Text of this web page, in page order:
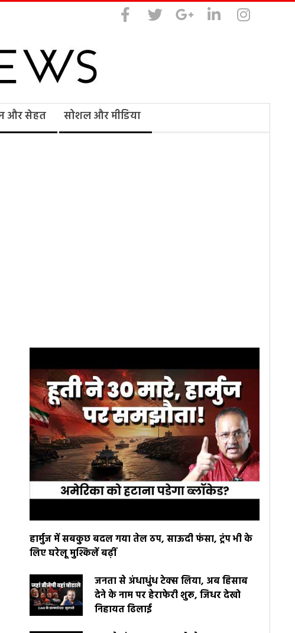
और सेहत सोशल और मीडिया
हार्मुज में सबकुछ बदल गया तेल ठप, साऊदी फंसा, ट्रंप भी के
लिए घरेलू मुश्किलें बढ़ीं
जनता से अंधाधुंध टेक्स लिया, अब हिसाब
देने के नाम पर हेराफेरी शुरू, जिधर देखो
निहायत ढिलाई